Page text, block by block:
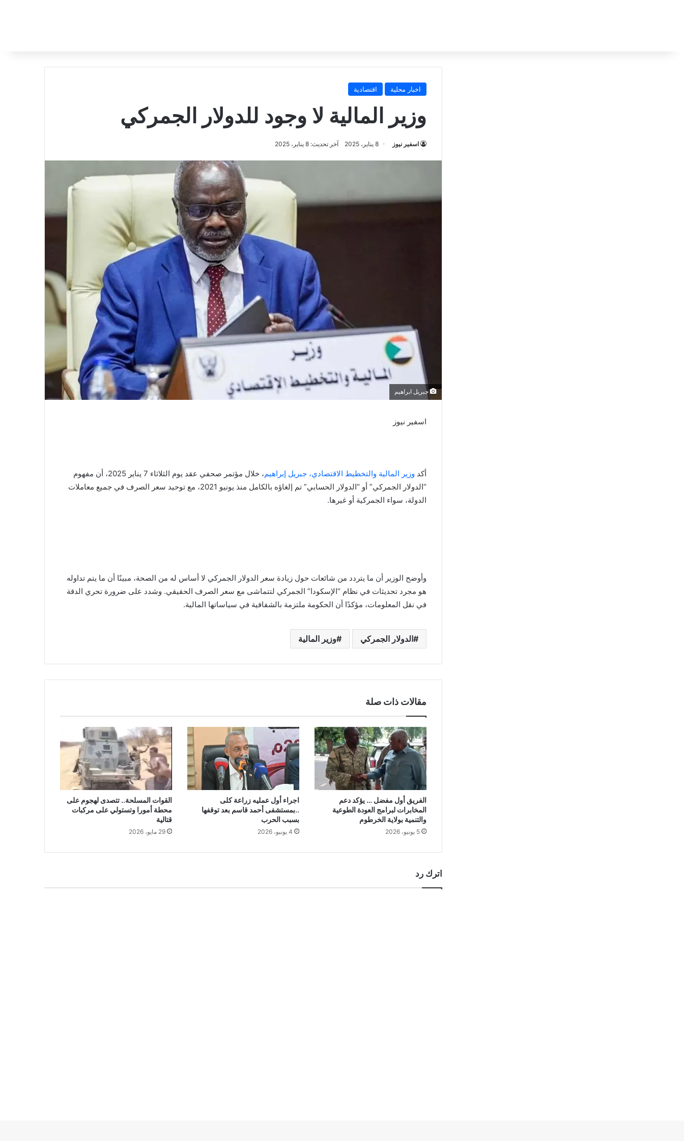
اخبار محلية اقتصادية
وزير المالية لا وجود للدولار الجمركي
اسفير نيوز 8 يناير، 2025 آخر تحديث: 8 يناير، 2025
جبريل ابراهيم
اسفير نيوز
أكد وزير المالية والتخطيط الاقتصادي، جبريل إبراهيم
، خلال مؤتمر صحفي عقد يوم الثلاثاء 7 يناير 2025، أن مفهوم
“الدولار الجمركي” أو “الدولار الحسابي” تم إلغاؤه بالكامل منذ يونيو 2021، مع توحيد سعر الصرف في جميع معاملات
الدولة، سواء الجمركية أو غيرها.
وأوضح الوزير أن ما يتردد من شائعات حول زيادة سعر الدولار الجمركي لا أساس له من الصحة، مبينًا أن ما يتم تداوله
هو مجرد تحديثات في نظام “الإسكودا” الجمركي لتتماشى مع سعر الصرف الحقيقي. وشدد على ضرورة تحري الدقة
في نقل المعلومات، مؤكدًا أن الحكومة ملتزمة بالشفافية في سياساتها المالية.
الدولار الجمركي وزير المالية
مقالات ذات صلة
الفريق أول مفضل … يؤكد دعم
المخابرات لبرامج العودة الطوعية
والتنمية بولاية الخرطوم
5 يونيو، 2026
اجراء أول عمليه زراعة كلى
..بمستشفى أحمد قاسم بعد توقفها
بسبب الحرب
4 يونيو، 2026
القوات المسلحة.. تتصدى لهجوم على
محطة أمورا وتستولي على مركبات
قتالية
29 مايو، 2026
اترك رد